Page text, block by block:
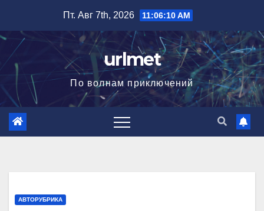
содержимому
Пт. Авг 7th, 2026 11:06:11 AM
urlmet
По волнам приключений
АВТОРУБРИКА